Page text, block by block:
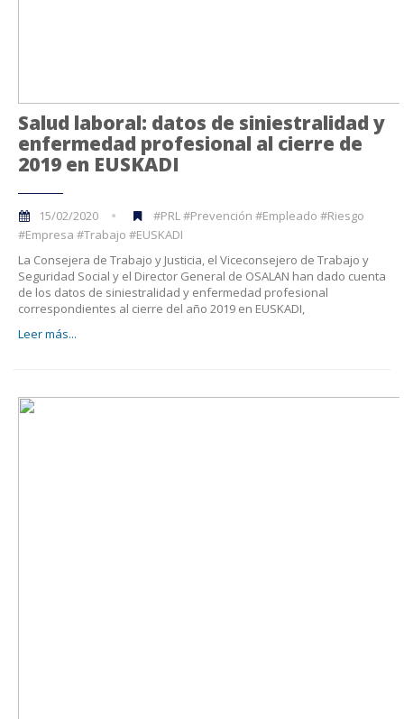
Salud laboral: datos de siniestralidad y
enfermedad profesional al cierre de
2019 en EUSKADI
15/02/2020
#PRL #Prevención #Empleado #Riesgo
#Empresa #Trabajo #EUSKADI
La Consejera de Trabajo y Justicia, el Viceconsejero de Trabajo y
Seguridad Social y el Director General de OSALAN han dado cuenta
de los datos de siniestralidad y enfermedad profesional
correspondientes al cierre del año 2019 en EUSKADI,
Leer más...